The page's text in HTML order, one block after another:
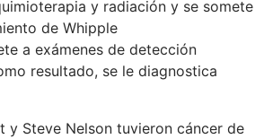
y radiación y se somete
de Whipple
a exámenes de detección
resultado, se le diagnostica
y Steve Nelson tuvieron cáncer de